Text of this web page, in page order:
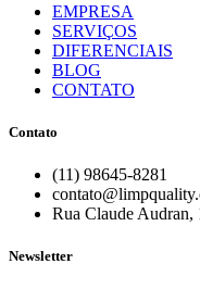
EMPRESA
SERVIÇOS
DIFERENCIAIS
BLOG
CONTATO
Contato
(11) 98645-8281
Rua Claude Audran,
Newsletter